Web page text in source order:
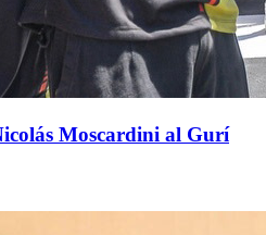
Moscardini al Gurí